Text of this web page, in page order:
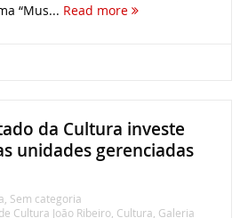
“Mus... Read more
da Cultura investe
unidades gerenciadas
Sem categoria
Cultura João Ribeiro, Cultura Galeria